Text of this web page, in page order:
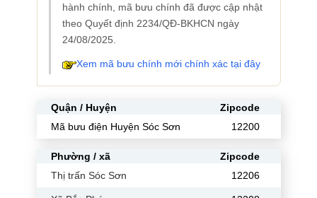
hành chính, mã bưu chính đã được cập nhật
theo Quyết định 2234/QĐ-BKHCN ngày
24/08/2025.
Xem mã bưu chính mới chính xác tại đây
Quận / Huyện
Zipcode
Mã bưu điện Huyện Sóc Sơn
12200
Phường / xã
Zipcode
Thị trấn Sóc Sơn
12206